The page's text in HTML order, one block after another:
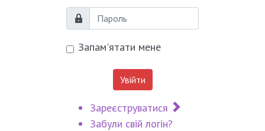
Пароль
Запам'ятати мене
Увійти
Зареєструватися
Забули свій логін?